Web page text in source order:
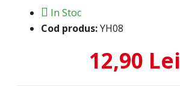
In Stoc
Cod produs:YH08
12,90 Lei